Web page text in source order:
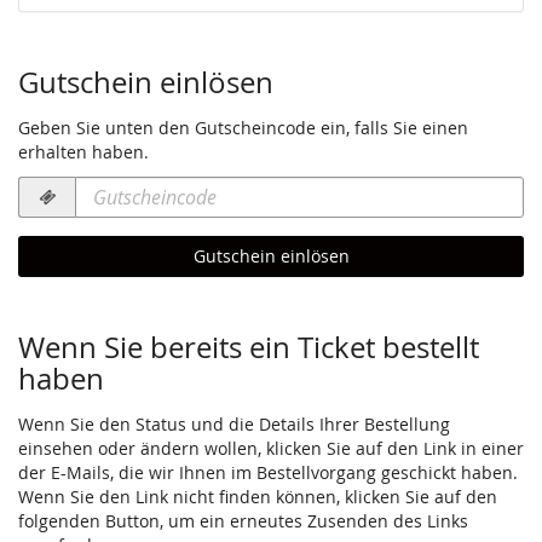
Gutschein einlösen
Geben Sie unten den Gutscheincode ein, falls Sie einen
erhalten haben.
Gutscheincode
erforderlich
Gutschein einlösen
Wenn Sie bereits ein Ticket bestellt
haben
Wenn Sie den Status und die Details Ihrer Bestellung
einsehen oder ändern wollen, klicken Sie auf den Link in einer
der E-Mails, die wir Ihnen im Bestellvorgang geschickt haben.
Wenn Sie den Link nicht finden können, klicken Sie auf den
folgenden Button, um ein erneutes Zusenden des Links